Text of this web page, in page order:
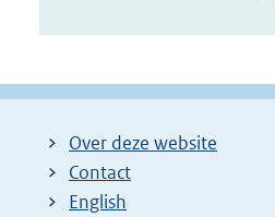
Over deze website
Contact
English